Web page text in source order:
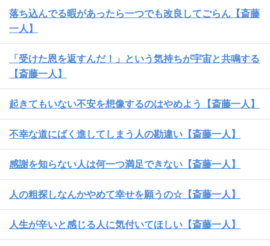
落ち込んでる暇があったら一つでも改良してごらん【斎藤
一人】
「受けた恩を返すんだ！」という気持ちが宇宙と共鳴する
【斎藤一人】
起きてもいない不安を想像するのはやめよう【斎藤一人】
不幸な道にばく進してしまう人の勘違い【斎藤一人】
感謝を知らない人は何一つ満足できない【斎藤一人】
人の粗探しなんかやめて幸せを願うの☆【斎藤一人】
人生が辛いと感じる人に気付いてほしい【斎藤一人】